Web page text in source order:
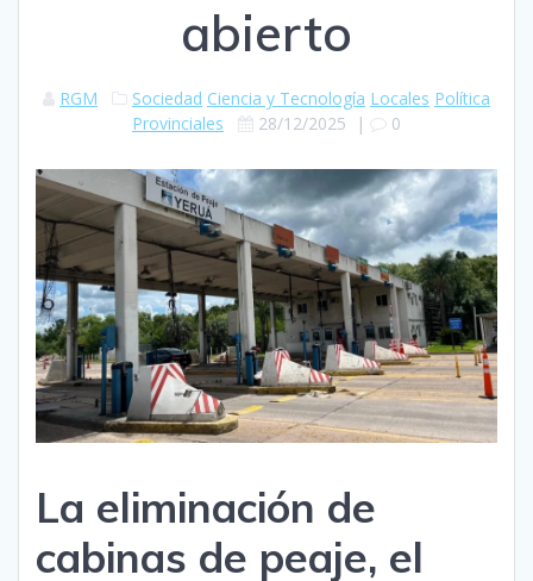
abierto
RGM Sociedad Ciencia y Tecnología Locales Política
Provinciales
28/12/2025 | 0
La eliminación de
cabinas de peaje, el